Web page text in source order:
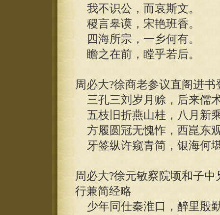
我不识公，而哀斯文。
稷言皋谟，宋艳班香。
四海所宗，一乡何有。
瞻之在前，瞠乎若后。
周必大?徐商老参议直阁进
三孔三刘岁月赊，后来儒
五枝旧折燕山桂，八月新
方履圆冠无愧怍，西崑东
牙签纵许窥青简，银海何
周必大?徐元敏察院顷和子
行兼简经略
少年同仕秦淮口，醉里殷